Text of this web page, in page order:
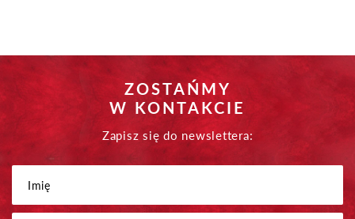
ZOSTAŃMY
W KONTAKCIE
Zapisz się do newslettera: